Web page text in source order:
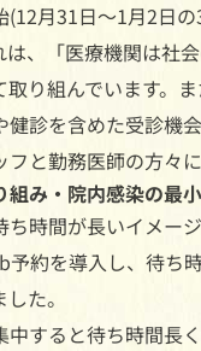
(12月31日〜1月2日
、「医療機関は社
取り組んでいます。
健診を含めた受診機
と勤務医師の方々
組み・院内感染の最
時間が長いイメー
予約を導入し、待ち
た。
すると待ち時間長